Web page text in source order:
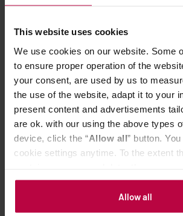
This website uses cookies
We use cookies on our website. Some
to ensure proper operation of the
your consent, are used by us to
the use of the website, adapt it to your
present content and advertisements
are ok. with our using the above types
device, click the “Allow all” button.
cookie settings anytime. To the extent
the controller’s (namely, ALL GOOD
Mazowiecka 24I/U9, 78-100 Kołobrzeg)
legitimate interests which are to ensure
Allow all
przelew miesiąca
POWIĄZANE PRODUKTY